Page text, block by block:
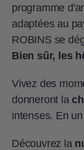
programme
adaptées au
ROBINS se
Bien sûr, les
Vivez des
donneront la
intenses. En
Découvrez la